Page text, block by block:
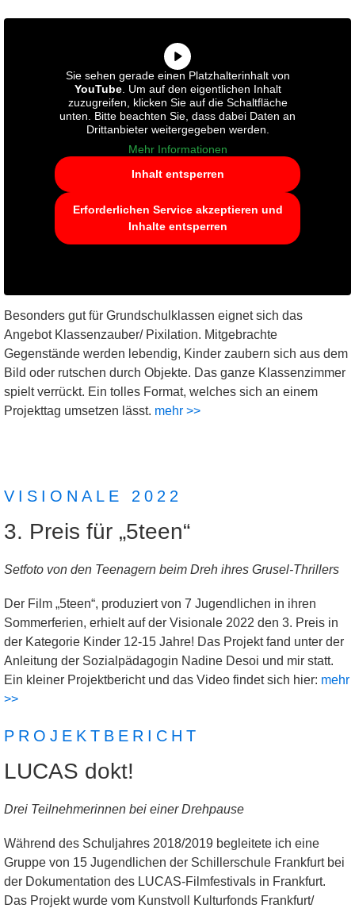
Sie sehen gerade einen Platzhalterinhalt von
YouTube. Um auf den eigentlichen Inhalt
zuzugreifen, klicken Sie auf die Schaltfläche
unten. Bitte beachten Sie, dass dabei Daten an
Drittanbieter weitergegeben werden.
Mehr Informationen
Inhalt entsperren
Erforderlichen Service akzeptieren und
Inhalte entsperren
Besonders gut für Grundschulklassen eignet sich das
Angebot Klassenzauber/ Pixilation. Mitgebrachte
Gegenstände werden lebendig, Kinder zaubern sich aus dem
Bild oder rutschen durch Objekte. Das ganze Klassenzimmer
spielt verrückt. Ein tolles Format, welches sich an einem
Projekttag umsetzen lässt. mehr >>
VISIONALE 2022
3. Preis für „5teen“
Setfoto von den Teenagern beim Dreh ihres Grusel-Thrillers
Der Film „5teen“, produziert von 7 Jugendlichen in ihren
Sommerferien, erhielt auf der Visionale 2022 den 3. Preis in
der Kategorie Kinder 12-15 Jahre! Das Projekt fand unter der
Anleitung der Sozialpädagogin Nadine Desoi und mir statt.
Ein kleiner Projektbericht und das Video findet sich hier: mehr
>>
PROJEKTBERICHT
LUCAS dokt!
Drei Teilnehmerinnen bei einer Drehpause
Während des Schuljahres 2018/2019 begleitete ich eine
Gruppe von 15 Jugendlichen der Schillerschule Frankfurt bei
der Dokumentation des LUCAS-Filmfestivals in Frankfurt.
Das Projekt wurde vom Kunstvoll Kulturfonds Frankfurt/